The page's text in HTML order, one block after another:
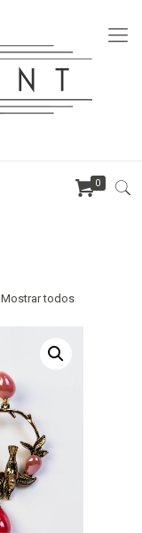
0
Mostrar todos